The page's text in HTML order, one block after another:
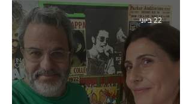
22 ביוני